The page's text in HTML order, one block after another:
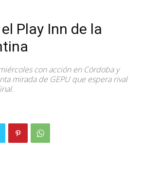
Play Inn de la
con acción en Córdoba y
mirada de GEPU que espera rival